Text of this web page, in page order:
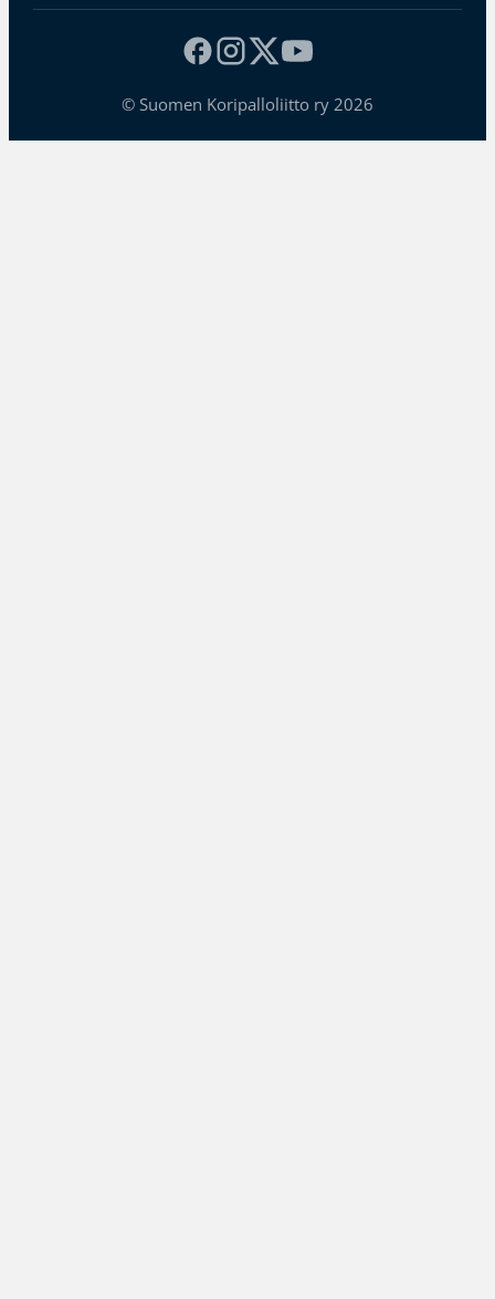
© Suomen Koripalloliitto ry 2026